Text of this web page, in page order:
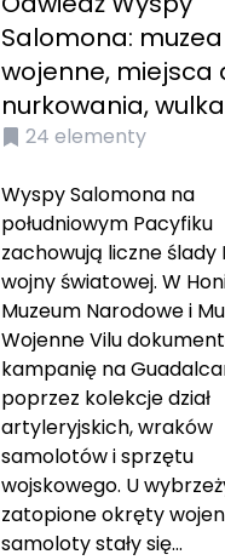
Salomona: muzea
wojenne, miejsca
nurkowania,
24 elementy
Wyspy Salomona na
południowym Pacyfiku
zachowują liczne ślady
wojny światowej. W
Muzeum Narodowe i
Wojenne Vilu
kampanię na
poprzez kolekcje dział
artyleryjskich, wraków
samolotów i sprzętu
wojskowego. U
zatopione okręty
samoloty stały się...